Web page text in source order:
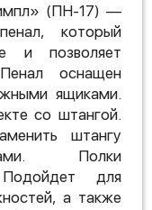
(ПН-17) —
который
и позволяет
оснащен
ящиками.
со штангой.
штангу
Полки
Подойдет для
а также